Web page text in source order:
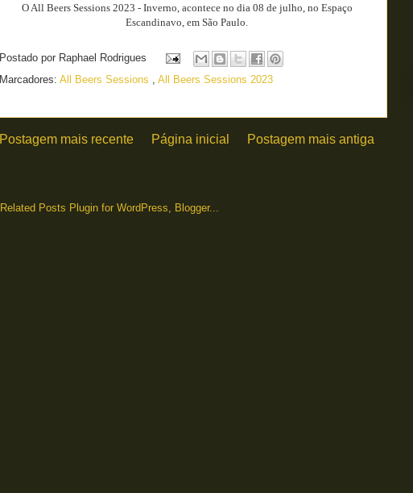
O All Beers Sessions 2023 - Inverno, acontece no dia 08 de julho, no Espaço
Escandinavo, em São Paulo.
Postado por Raphael Rodrigues
Marcadores: All Beers Sessions , All Beers Sessions 2023
Postagem mais recente Postagem mais antiga
Página inicial